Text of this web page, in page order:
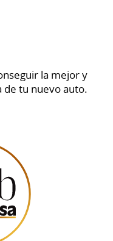
la mejor y
de tu nuevo auto.